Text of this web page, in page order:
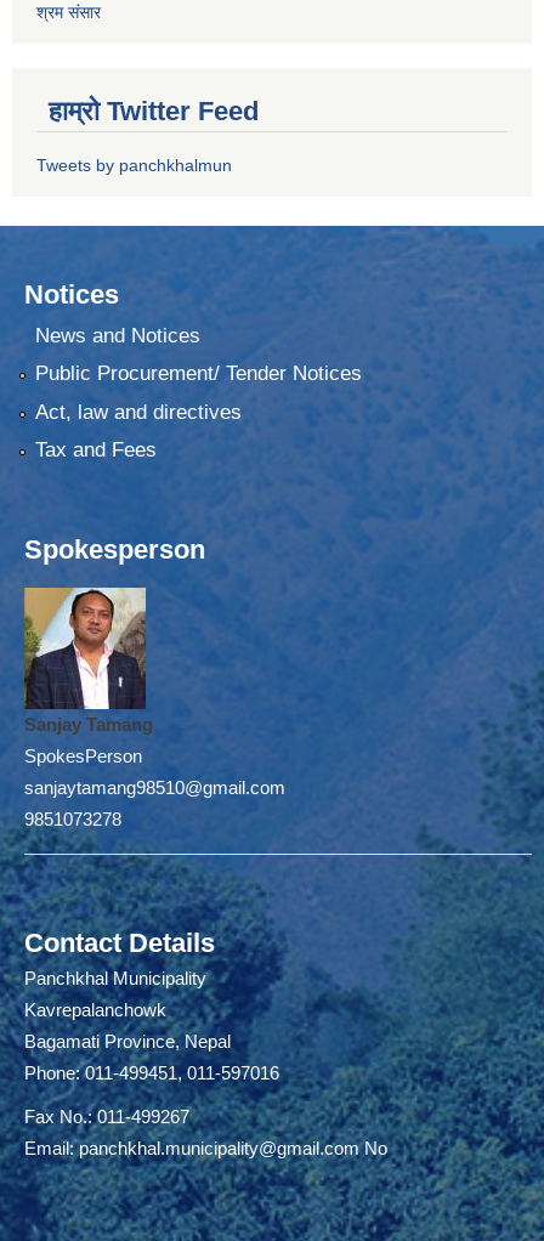
श्रम संसार
हाम्रो Twitter Feed
Tweets by panchkhalmun
Notices
News and Notices
Public Procurement/ Tender Notices
Act, law and directives
Tax and Fees
Spokesperson
Sanjay Tamang
SpokesPerson
sanjaytamang98510@gmail.com
9851073278
Contact Details
Panchkhal Municipality
Kavrepalanchowk
Bagamati Province, Nepal
Phone: 011-499451, 011-597016
Fax No.: 011-499267
Email:panchkhal.municipality@gmail.comNo